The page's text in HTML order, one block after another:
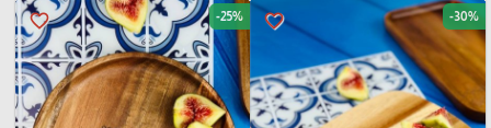
favorite_border -30%
favorite_border -25%